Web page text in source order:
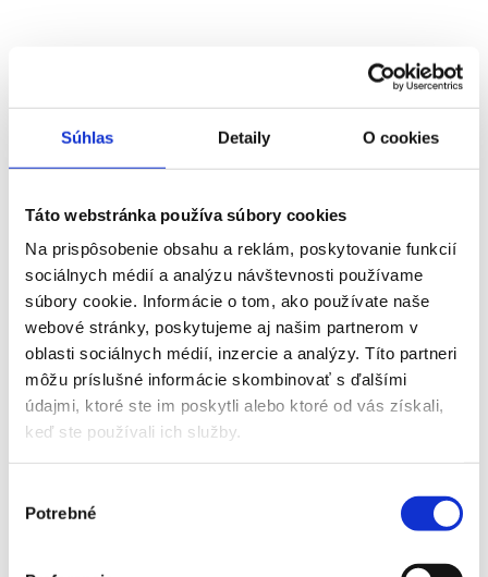
Súhlas Detaily O cookies
Táto webstránka používa súbory cookies
Na prispôsobenie obsahu a reklám, poskytovanie funkcií
sociálnych médií a analýzu návštevnosti používame
súbory cookie. Informácie o tom, ako používate naše
webové stránky, poskytujeme aj našim partnerom v
oblasti sociálnych médií, inzercie a analýzy. Títo partneri
môžu príslušné informácie skombinovať s ďalšími
údajmi, ktoré ste im poskytli alebo ktoré od vás získali,
keď ste používali ich služby.
súhlasu
Potrebné